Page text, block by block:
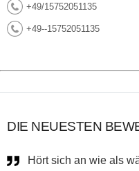
+49/15752051135
+49--15752051135
DIE NEUESTEN
Hört sich an wie als